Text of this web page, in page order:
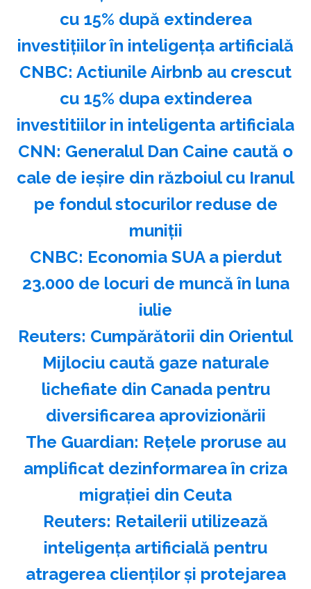
cu 15% după extinderea
investiţiilor în inteligenţa artificială
CNBC: Actiunile Airbnb au crescut
cu 15% dupa extinderea
investitiilor in inteligenta artificiala
CNN: Generalul Dan Caine caută o
cale de ieşire din războiul cu Iranul
pe fondul stocurilor reduse de
muniţii
CNBC: Economia SUA a pierdut
23.000 de locuri de muncă în luna
iulie
Reuters: Cumpărătorii din Orientul
Mijlociu caută gaze naturale
lichefiate din Canada pentru
diversificarea aprovizionării
The Guardian: Reţele proruse au
amplificat dezinformarea în criza
migraţiei din Ceuta
Reuters: Retailerii utilizează
inteligenţa artificială pentru
atragerea clienţilor şi protejarea